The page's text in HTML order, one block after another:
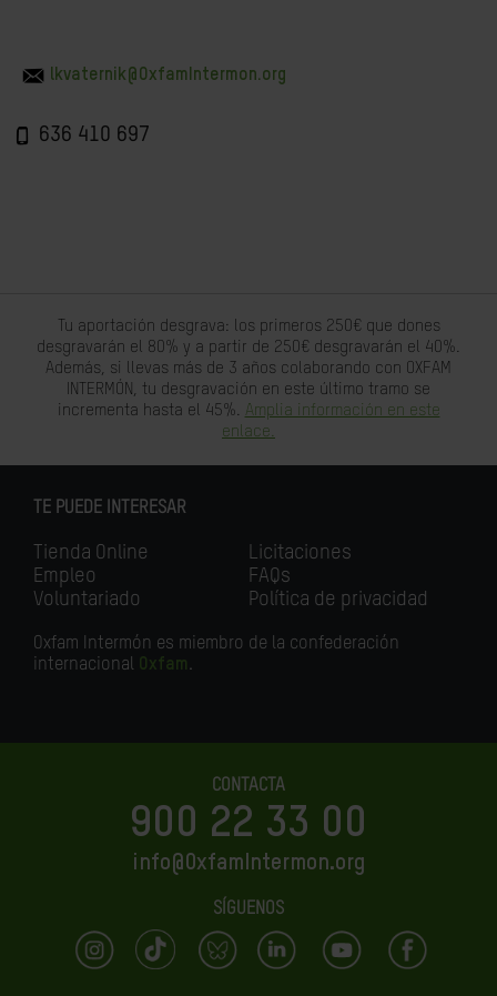
lkvaternik@OxfamIntermon.org
636 410 697
Tu aportación desgrava: los primeros 250€ que dones
desgravarán el 80% y a partir de 250€ desgravarán el 40%.
Además, si llevas más de 3 años colaborando con OXFAM
INTERMÓN, tu desgravación en este último tramo se
incrementa hasta el 45%. Amplia información en este
enlace.
TE PUEDE INTERESAR
Tienda Online
Empleo
Voluntariado
Licitaciones
FAQs
Política de privacidad
Oxfam Intermón es miembro de la confederación
internacional Oxfam.
CONTACTA
900 22 33 00
info@OxfamIntermon.org
SÍGUENOS